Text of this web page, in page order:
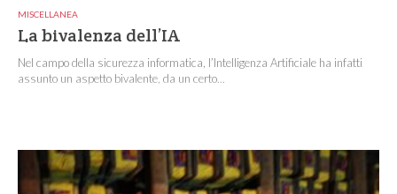
MISCELLANEA
La bivalenza dell’IA
Nel campo della sicurezza informatica, l’Intelligenza Artificiale ha infatti
assunto un aspetto bivalente, da un certo...